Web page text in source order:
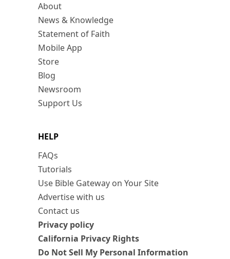
About
News & Knowledge
Statement of Faith
Mobile App
Store
Blog
Newsroom
Support Us
HELP
FAQs
Tutorials
Use Bible Gateway on Your Site
Advertise with us
Contact us
Privacy policy
California Privacy Rights
Do Not Sell My Personal Information